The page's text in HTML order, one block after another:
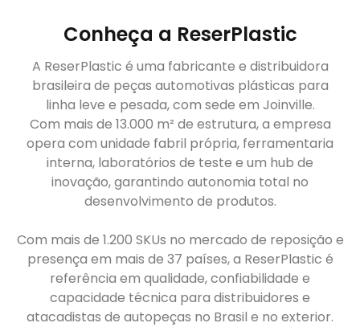
Conheça a ReserPlastic
A ReserPlastic é uma fabricante e distribuidora
brasileira de peças automotivas plásticas para
linha leve e pesada, com sede em Joinville.
Com mais de 13.000 m² de estrutura, a empresa
opera com unidade fabril própria, ferramentaria
interna, laboratórios de teste e um hub de
inovação, garantindo autonomia total no
desenvolvimento de produtos.
Com mais de 1.200 SKUs no mercado de reposição e
presença em mais de 37 países, a ReserPlastic é
referência em qualidade, confiabilidade e
capacidade técnica para distribuidores e
atacadistas de autopeças no Brasil e no exterior.